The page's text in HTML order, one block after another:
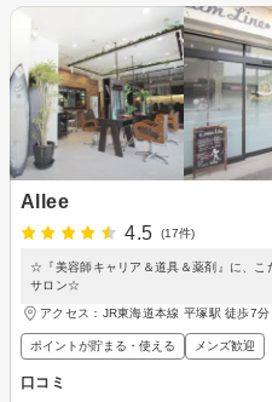
Allee
4.5
(17件)
☆『美容師キャリア＆道具＆薬剤』に、こ
サロン☆
アクセス：JR東海道本線 平塚駅 徒歩7分
ポイントが貯まる・使える メンズ歓迎
口コミ